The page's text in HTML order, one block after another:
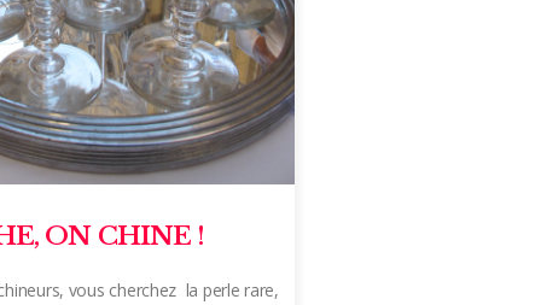
ON CHINE !
vous cherchez la perle rare,